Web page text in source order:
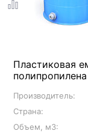
Пластиковая
полипропилена
Производитель:
Страна:
Объем, м3: